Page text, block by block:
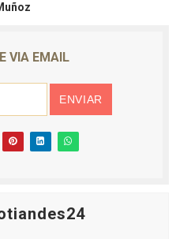
VIA EMAIL